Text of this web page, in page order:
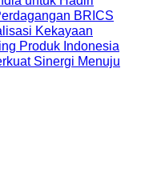
BRICS
Kekayaan
Produk Indonesia
Sinergi Menuju